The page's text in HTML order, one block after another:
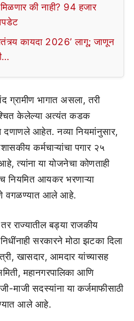
की नाही? 94 हजार
कायदा 2026’ लागू; जाणून
ग्रामीण भागात असला, तरी
केलेल्या अत्यंत कडक
आहेत. नव्या नियमांनुसार,
कर्मचाऱ्यांचा पगार २५
त्यांना या योजनेचा कोणताही
नियमित आयकर भरणाऱ्या
वगळण्यात आले आहे.
राज्यातील बड्या राजकीय
सरकारने मोठा झटका दिला
खासदार, आमदार यांच्यासह
महानगरपालिका आणि
माजी सदस्यांना या कर्जमाफीसाठी
आले आहे.